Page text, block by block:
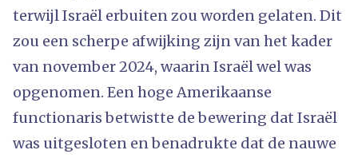
terwijl Israël erbuiten zou worden gelaten. Dit
zou een scherpe afwijking zijn van het kader
van november 2024, waarin Israël wel was
opgenomen. Een hoge Amerikaanse
functionaris betwistte de bewering dat Israël
was uitgesloten en benadrukte dat de nauwe